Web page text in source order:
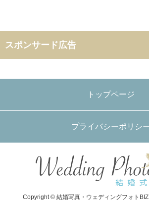
スポンサード広告
トップページ
プライバシーポリシ
Copyright © 結婚写真・ウェディングフォト